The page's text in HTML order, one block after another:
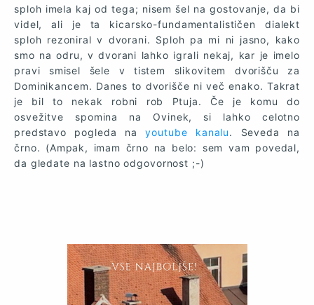
sploh imela kaj od tega; nisem šel na gostovanje, da bi
videl, ali je ta kicarsko-fundamentalističen dialekt
sploh rezoniral v dvorani. Sploh pa mi ni jasno, kako
smo na odru, v dvorani lahko igrali nekaj, kar je imelo
pravi smisel šele v tistem slikovitem dvorišču za
Dominikancem. Danes to dvorišče ni več enako. Takrat
je bil to nekak robni rob Ptuja. Če je komu do
osvežitve spomina na Ovinek, si lahko celotno
predstavo pogleda nayoutube kanalu. Seveda na
črno. (Ampak, imam črno na belo: sem vam povedal,
da gledate na lastno odgovornost ;-)